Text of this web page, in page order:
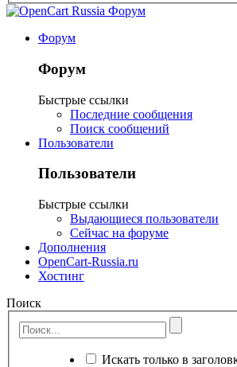
Форум
Форум
Быстрые ссылки
Последние сообщения
Поиск сообщений
Пользователи
Пользователи
Быстрые ссылки
Выдающиеся пользователи
Сейчас на форуме
Дополнения
OpenCart-Russia.ru
Хостинг
Поиск
Искать только в